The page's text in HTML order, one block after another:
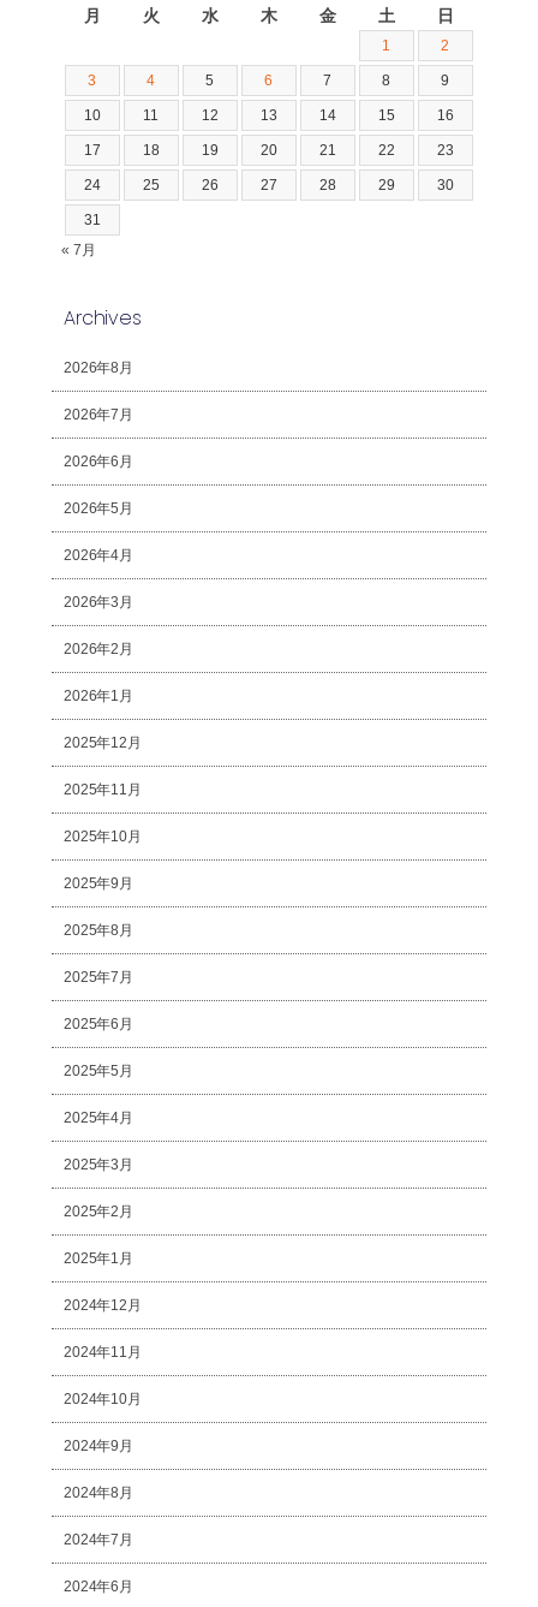
月 火 水 木 金 土 日
1 2
3 4 5 6 7 8 9
10 11 12 13 14 15 16
17 18 19 20 21 22 23
24 25 26 27 28 29 30
31
« 7月
Archives
2026年8月
2026年7月
2026年6月
2026年5月
2026年4月
2026年3月
2026年2月
2026年1月
2025年12月
2025年11月
2025年10月
2025年9月
2025年8月
2025年7月
2025年6月
2025年5月
2025年4月
2025年3月
2025年2月
2025年1月
2024年12月
2024年11月
2024年10月
2024年9月
2024年8月
2024年7月
2024年6月